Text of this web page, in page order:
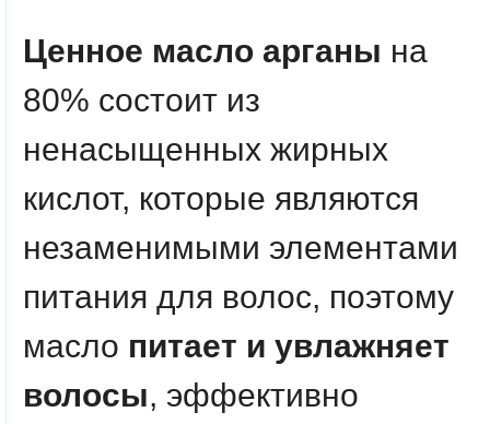
Ценное масло арганы на
80% состоит из
ненасыщенных жирных
кислот, которые являются
незаменимыми элементами
питания для волос, поэтому
масло питает и увлажняет
волосы, эффективно